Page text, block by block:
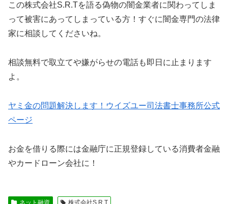
この株式会社S.R.Tを語る偽物の闇金業者に関わってしま
って被害にあってしまっている方！すぐに闇金専門の法律
家に相談してくださいね。
相談無料で取立てや嫌がらせの電話も即日に止まります
よ。
ヤミ金の問題解決します！ウイズユー司法書士事務所公式
ページ
お金を借りる際には金融庁に正規登録している消費者金融
やカードローン会社に！
ネット融資 株式会社S.R.T